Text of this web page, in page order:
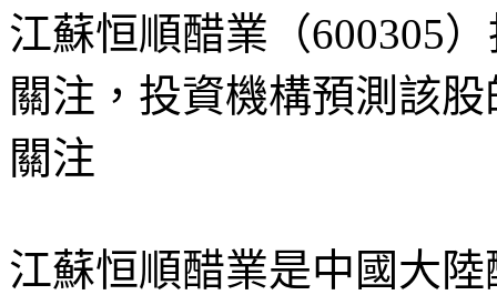
江蘇恒順醋業（600305
關注，投資機構預測該
關注
江蘇恒順醋業是中國大